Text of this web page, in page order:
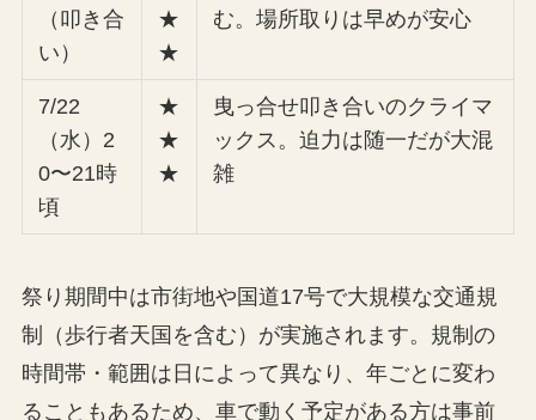
（叩き合
い）
★
★
む。場所取りは早めが安心
7/22
（水）2
0〜21時
頃
★
★
★
曳っ合せ叩き合いのクライマ
ックス。迫力は随一だが大混
雑
祭り期間中は市街地や国道17号で大規模な交通規
制（歩行者天国を含む）が実施されます。規制の
時間帯・範囲は日によって異なり、年ごとに変わ
ることもあるため、車で動く予定がある方は事前